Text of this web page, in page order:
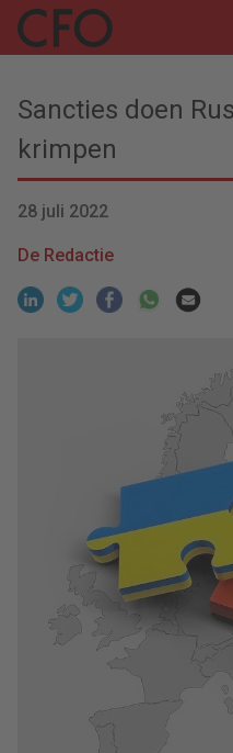
Sancties doen
krimpen
28 juli 2022
De Redactie